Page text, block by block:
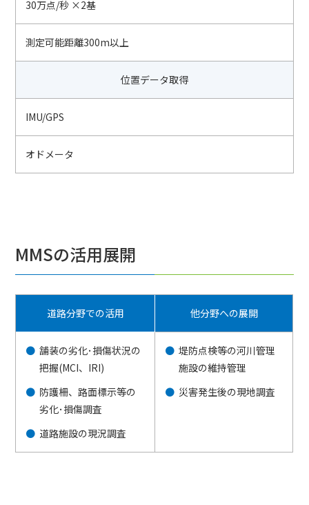
30万点/秒 ×2基
測定可能距離300m以上
位置データ取得
IMU/GPS
オドメータ
MMSの活用展開
道路分野での活用 他分野への展開
舗装の劣化･損傷状況の
把握(MCI、IRI)
防護柵、路面標示等の
劣化･損傷調査
道路施設の現況調査
堤防点検等の河川管理
施設の維持管理
災害発生後の現地調査